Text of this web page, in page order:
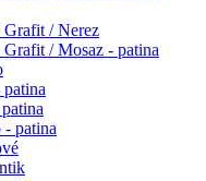
/ Nerez
/ Mosaz - patina
patina